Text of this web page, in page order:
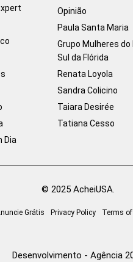
Dia
Opinião
Paula Santa Maria
Grupo Mulheres do
Sul da Flórida
Renata Loyola
Sandra Colicino
Taiara Desirée
Tatiana Cesso
© 2025 AcheiUSA.
Grátis Privacy Policy Terms of
Desenvolvimento - Agência